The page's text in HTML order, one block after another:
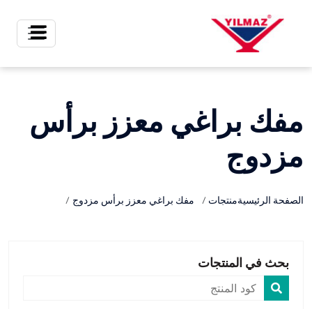
مفك براغي معزز برأس
مزدوج
الصفحة الرئيسيةمنتجات مفك براغي معزز برأس مزدوج
بحث في المنتجات